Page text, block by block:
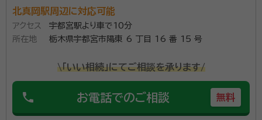
たします。 相談は初回無料ですので、お気軽にお電話く
ださい。
資格等： 行政書士・宅地建物取引士・ファイナンシャルプランナー
所属団体： 栃木県行政書士会
北真岡駅周辺に対応可能
アクセス
宇都宮駅より車で10分
所在地
栃木県宇都宮市陽東 6 丁目 16 番 15 号
\「いい相続」にてご相談を承ります/
phone お電話でのご相談 無料